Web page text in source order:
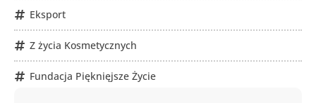
Eksport
Z życia Kosmetycznych
Fundacja Pięknięjsze Życie